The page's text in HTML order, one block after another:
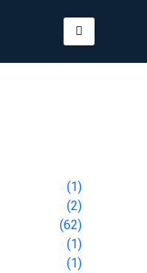
(1)
(2)
(62)
(1)
(1)